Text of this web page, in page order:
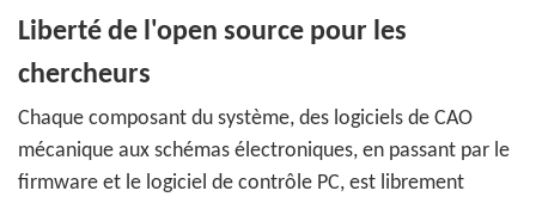
Liberté de l'open source pour les
chercheurs
Chaque composant du système, des logiciels de CAO
mécanique aux schémas électroniques, en passant par le
firmware et le logiciel de contrôle PC, est librement